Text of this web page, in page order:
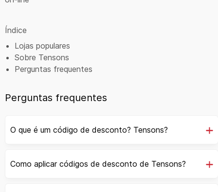
Índice
Lojas populares
Sobre Tensons
Perguntas frequentes
Perguntas frequentes
O que é um código de desconto? Tensons?
Como aplicar códigos de desconto de Tensons?